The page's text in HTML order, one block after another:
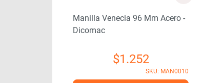
Manilla Venecia 96 Mm Acero -
Dicomac
$1.252
SKU: MAN0010